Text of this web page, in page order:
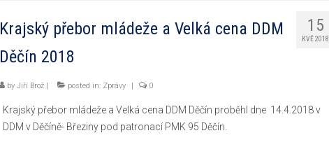
15
KVĚ 2018
Krajský přebor mládeže a Velká cena DDM
Děčín 2018
by Jiří Brož| posted in: Zprávy | 0
Krajský přebor mládeže a Velká cena DDM Děčín proběhl dne 14.4.2018 v
DDM v Děčíně- Březiny pod patronací PMK 95 Děčín.